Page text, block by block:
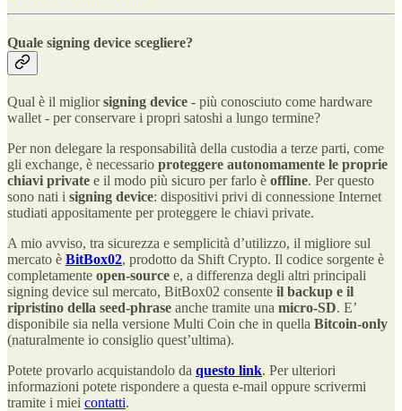
Quale signing device scegliere?
Qual è il migliorsigning device - più conosciuto come hardware
wallet - per conservare i propri satoshi a lungo termine?
Per non delegare la responsabilità della custodia a terze parti, come
gli exchange, è necessario proteggere autonomamente le proprie
chiavi private e il modo più sicuro per farlo è offline. Per questo
sono nati i signing device: dispositivi privi di connessione Internet
studiati appositamente per proteggere le chiavi private.
A mio avviso, tra sicurezza e semplicità d’utilizzo, il migliore sul
mercato è BitBox02, prodotto da Shift Crypto. Il codice sorgente è
completamente open-source e, a differenza degli altri principali
signing device sul mercato, BitBox02 consente il backup e il
ripristino della seed-phrase anche tramite una micro-SD. E’
disponibile sia nella versione Multi Coin che in quella Bitcoin-only
(naturalmente io consiglio quest’ultima).
Potete provarlo acquistandolo da questo link. Per ulteriori
informazioni potete rispondere a questa e-mail oppure scrivermi
tramite i miei contatti.